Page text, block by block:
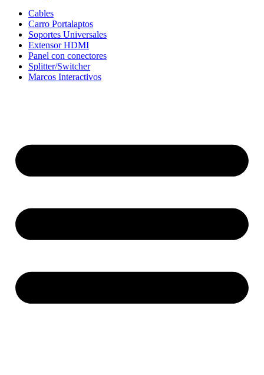
Cables
Carro Portalaptos
Soportes Universales
Extensor HDMI
Panel con conectores
Splitter/Switcher
Marcos Interactivos